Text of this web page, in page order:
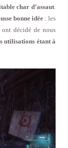
char d’assaut.
bonne idée: les
ont décidé de nous
utilisations étant à